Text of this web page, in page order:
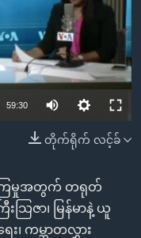
available
59:30
တိုက်ရိုက် လင့်ခ်
ြေမှုအတွက် တရုတ်
ြဇာ၊ မြန်မာနဲ့ ယူ
၊ ကမ္ဘာတလွှား